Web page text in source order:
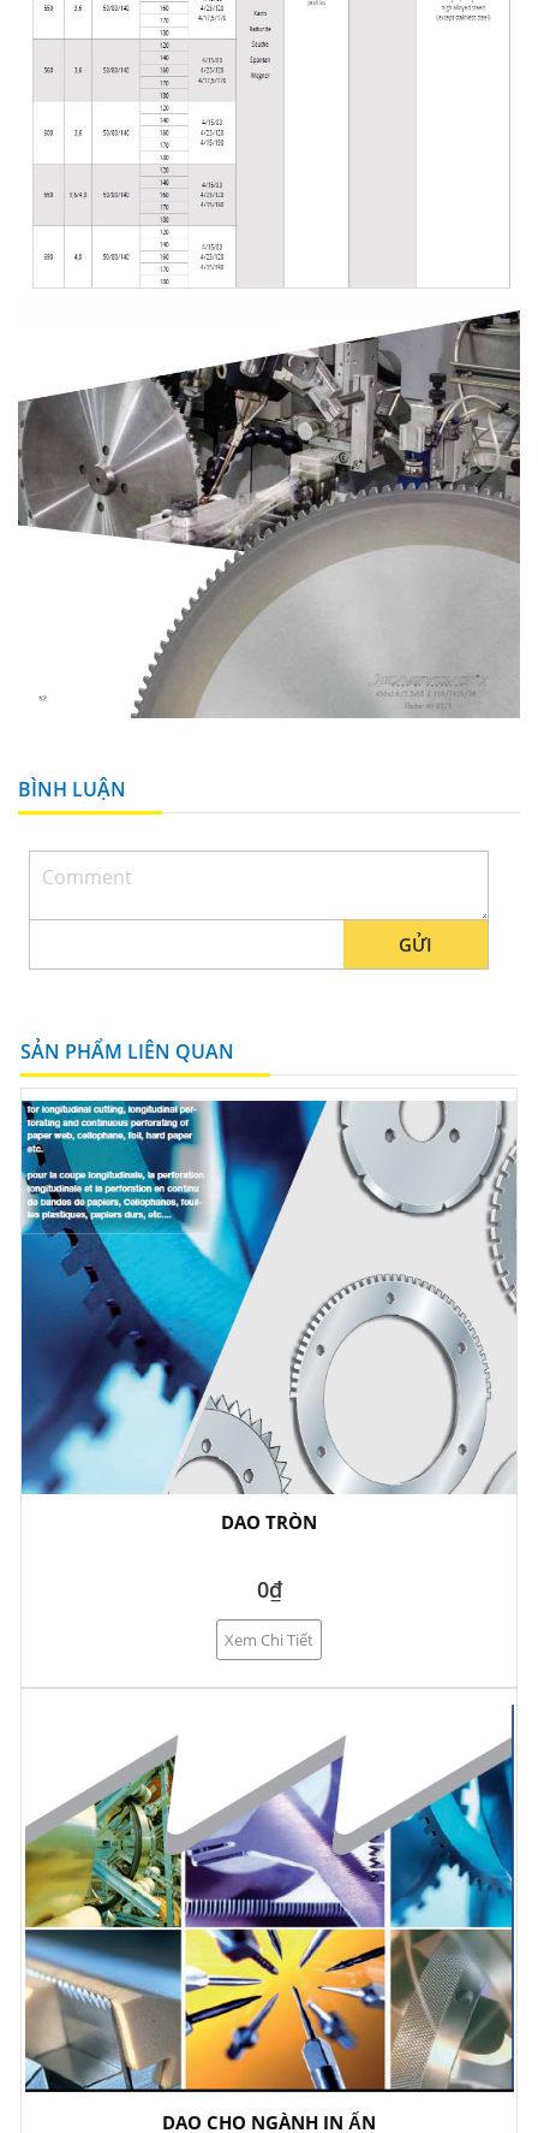
BÌNH LUẬN
GỬI
SẢN PHẨM LIÊN QUAN
DAO TRÒN
0₫
Xem Chi Tiết
DAO CHO NGÀNH IN ẤN